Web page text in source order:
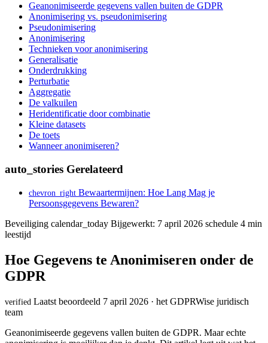
Geanonimiseerde gegevens vallen buiten de GDPR
Anonimisering vs. pseudonimisering
Pseudonimisering
Anonimisering
Technieken voor anonimisering
Generalisatie
Onderdrukking
Perturbatie
Aggregatie
De valkuilen
Heridentificatie door combinatie
Kleine datasets
De toets
Wanneer anonimiseren?
auto_stories Gerelateerd
chevron_right Bewaartermijnen: Hoe Lang Mag je
Persoonsgegevens Bewaren?
Beveiliging calendar_today Bijgewerkt: 7 april 2026 schedule 4 min
leestijd
Hoe Gegevens te Anonimiseren onder de
GDPR
verified Laatst beoordeeld 7 april 2026 · het GDPRWise juridisch
team
Geanonimiseerde gegevens vallen buiten de GDPR. Maar echte